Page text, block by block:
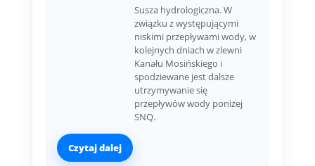
Susza hydrologiczna. W
związku z występującymi
niskimi przepływami wody, w
kolejnych dniach w zlewni
Kanału Mosińskiego i
spodziewane jest dalsze
utrzymywanie się
przepływów wody poniżej
SNQ.
Czytaj dalej